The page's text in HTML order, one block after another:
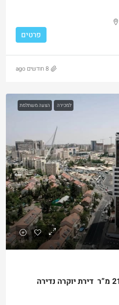
פרטים
8 חודשים ago
למכירה הצעה משתלמת
למכירה בקריית משה – 210 מ”ר דירת יוקרה נדירה